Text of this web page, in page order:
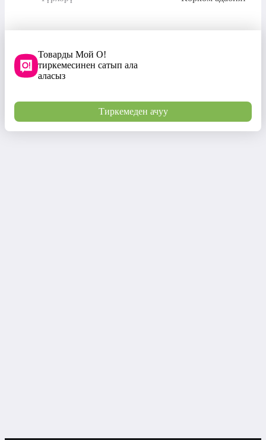
Товарды Мой О!
тиркемесинен сатып ала
аласыз
Тиркемеден ачуу